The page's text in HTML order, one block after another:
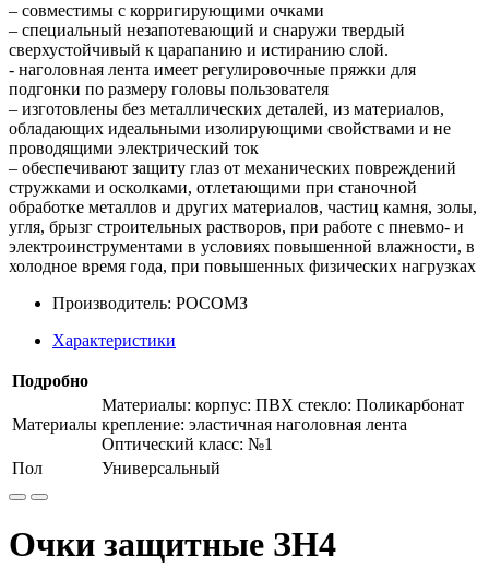
– совместимы с корригирующими очками
– специальный незапотевающий и снаружи твердый
сверхустойчивый к царапанию и истиранию слой.
- наголовная лента имеет регулировочные пряжки для
подгонки по размеру головы пользователя
– изготовлены без металлических деталей, из материалов,
обладающих идеальными изолирующими свойствами и не
проводящими электрический ток
– обеспечивают защиту глаз от механических повреждений
стружками и осколками, отлетающими при станочной
обработке металлов и других материалов, частиц камня, золы,
угля, брызг строительных растворов, при работе с пневмо- и
электроинструментами в условиях повышенной влажности, в
холодное время года, при повышенных физических нагрузках
Производитель: РОСОМЗ
Характеристики
Подробно
Материалы
Материалы: корпус: ПВХ стекло: Поликарбонат
крепление: эластичная наголовная лента
Оптический класс: №1
Пол
Универсальный
Очки защитные ЗН4